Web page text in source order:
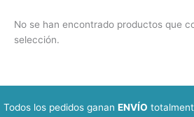
No se han encontrado productos que
selección.
Todos los pedidos ganan ENVÍO